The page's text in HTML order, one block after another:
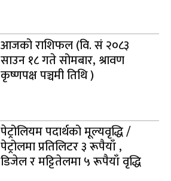
आजको राशिफल (वि. सं २०८३
साउन १८ गते सोमबार, श्रावण
कृष्णपक्ष पञ्चमी तिथि )
पेट्रोलियम पदार्थको मूल्यवृद्धि /
पेट्रोलमा प्रतिलिटर ३ रूपैयाँ ,
डिजेल र मट्टितेलमा ५ रूपैयाँ वृद्धि